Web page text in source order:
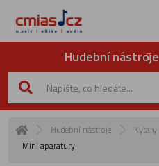
Hudební nástroje
Hudební nástroje Kytary
Mini aparatury